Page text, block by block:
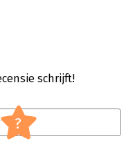
en een nieuwe
voor
inwoners en
schrijft!
?